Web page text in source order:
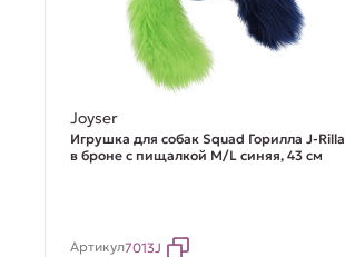
Joyser
Игрушка для собак Squad Горилла J-Rilla
в броне с пищалкой M/L синяя, 43 см
Артикул7013J